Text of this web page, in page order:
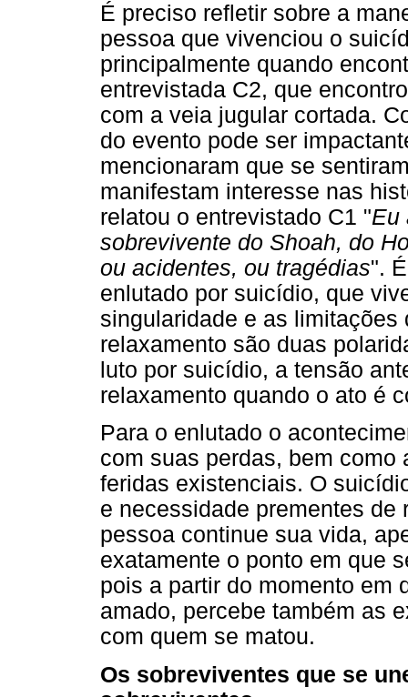
É preciso refletir sobre a
pessoa que vivenciou o
principalmente quando
entrevistada C2, que
com a veia jugular cortada.
do evento pode ser
mencionaram que se
manifestam interesse nas
relatou o entrevistado C1 "Eu
sobrevivente do Shoah, do
ou acidentes, ou tragédias".
enlutado por suicídio, que
singularidade e as limitações
relaxamento são duas
luto por suicídio, a tensão
relaxamento quando o ato é
Para o enlutado o
com suas perdas, bem
feridas existenciais. O
e necessidade prementes de
pessoa continue sua vida,
exatamente o ponto em que
pois a partir do momento em
amado, percebe também as
com quem se matou.
Os sobreviventes que se